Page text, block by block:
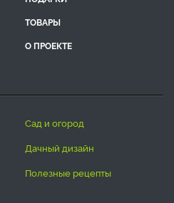
ТОВАРЫ
О ПРОЕКТЕ
сад и огород
дачный дизайн
полезные рецепты